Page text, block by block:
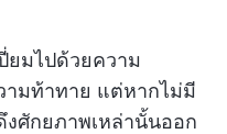
ยมไปด้วยความ
มท้าทาย แต่หากไม่มี
ศักยภาพเหล่านั้นออก